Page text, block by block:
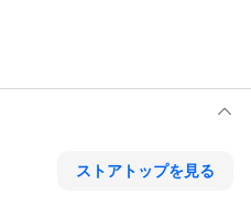
ストアトップを見る